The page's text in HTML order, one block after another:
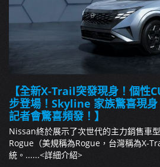
【全新X-Trail突發現身！個性
步登場！Skyline 家族驚喜現
記者會驚喜頻發！】
Nissan終於展示了次世代的主力銷售車
Rogue（美規稱為Rogue，台灣稱為X-
統。......<詳細介紹>